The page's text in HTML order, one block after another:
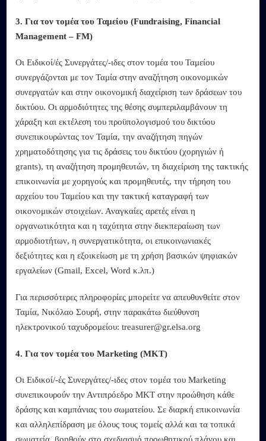
3. Για τον τομέα του Ταμείου (Fundraising, Financial
Management – FM)
Οι Ειδικοί/ές Συνεργάτες/-ιδες στον τομέα του Ταμείου
συνεργάζονται με τον Ταμία στην αναζήτηση οικονομικών
συνεργατών και στην οικονομική διαχείριση των δράσεων του
δικτύου. Οι αρμοδιότητες της θέσης συμπεριλαμβάνουν τη
χάραξη και εκτέλεση του προϋπολογισμού του δικτύου
συνεπικουρώντας τον Ταμία, την αναζήτηση πηγών
χρηματοδότησης για τις δράσεις του δικτύου (χορηγιών ή
grants), τη αναζήτηση προμηθευτών, τη διαχείριση της τακτικής
επικοινωνία με χορηγούς και προμηθευτές, την τήρηση του
αρχείου του Ταμείου και την τακτική καταγραφή των
οικονομικών στοιχείων. Αναγκαίες αρετές είναι η
οργανωτικότητα και η ταχύτητα στην διεκπεραίωση των
αρμοδιοτήτων, η συνεργατικότητα, οι επικοινωνιακές
δεξιότητες και η εξοικείωση με τη χρήση βασικών ψηφιακών
εργαλείων (Gmail, Excel, Word κ.λπ.)
Για περισσότερες πληροφορίες μπορείτε να απευθυνθείτε στον
Ταμία, Νικόλαο Σουρή, στην παρακάτω διεύθυνση
ηλεκτρονικού ταχυδρομείου: treasurer@gr.elsa.org
4. Για τον τομέα του Marketing (MKT)
Οι Ειδικοί/-ές Συνεργάτες/-ιδες στον τομέα του Marketing
συνεπικουρούν την Αντιπρόεδρο MKT στην προώθηση κάθε
δράσης και καμπάνιας του σωματείου. Σε διαρκή επικοινωνία
και αλληλεπίδραση με όλους τους τομείς αλλά και τα τοπικά